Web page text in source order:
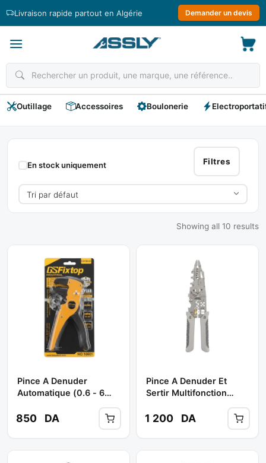
Livraison rapide partout en Algérie Demander un devis
Outillage Accessoires Boulonerie
Pince
Dénuder
Filtres
En stock uniquement
Showing all 10 results
Pince A Denuder
Automatique (0.6 - 6
FIXTOP
850 DA
Pince A Denuder Et
Sertir Multifonction
BOUTIQUE HAND
1 200 DA